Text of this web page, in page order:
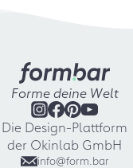
Forme deine Welt
Die Design-Plattform
der Okinlab GmbH
info@form.bar